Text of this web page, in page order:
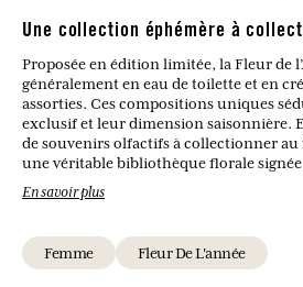
Une collection éphémère à
Proposée en édition limitée, la Fleur de
généralement en eau de toilette et en
assorties. Ces compositions uniques
exclusif et leur dimension saisonnière.
de souvenirs olfactifs à collectionner
une véritable bibliothèque florale
Il s’agit d’une création parfumée en
chaque année une fleur ou un bouquet
En savoir plus
Femme Fleur De L'année